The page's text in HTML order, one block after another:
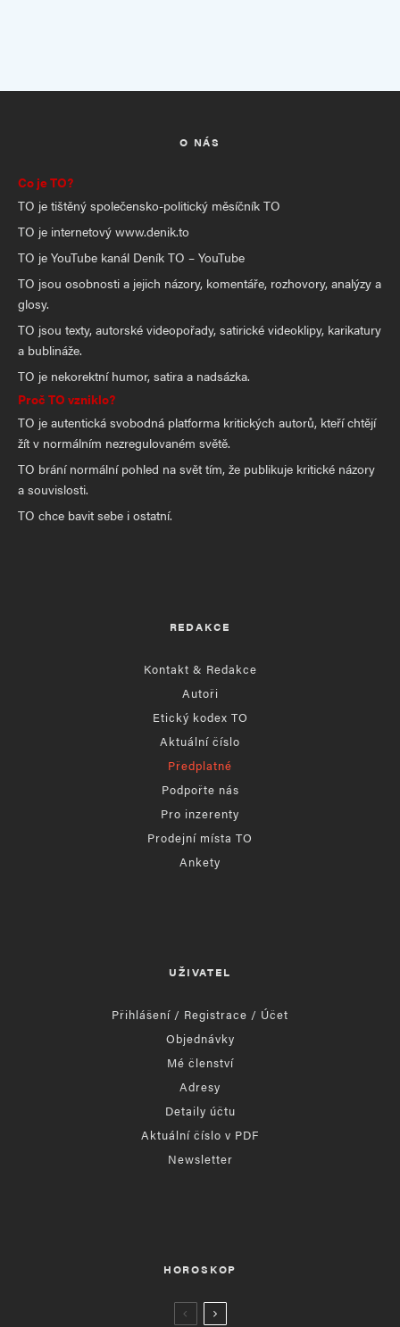
O NÁS
Co je TO?
TO je tištěný společensko-politický měsíčník TO
TO je internetový www.denik.to
TO je YouTube kanál Deník TO – YouTube
TO jsou osobnosti a jejich názory, komentáře, rozhovory, analýzy a
glosy.
TO jsou texty, autorské videopořady, satirické videoklipy, karikatury
a bublináže.
TO je nekorektní humor, satira a nadsázka.
Proč TO vzniklo?
TO je autentická svobodná platforma kritických autorů, kteří chtějí
žít v normálním nezregulovaném světě.
TO brání normální pohled na svět tím, že publikuje kritické názory
a souvislosti.
TO chce bavit sebe i ostatní.
REDAKCE
Kontakt & Redakce
Autoři
Etický kodex TO
Aktuální číslo
Předplatné
Podpořte nás
Pro inzerenty
Prodejní místa TO
Ankety
UŽIVATEL
Přihlášení / Registrace / Účet
Objednávky
Mé členství
Adresy
Detaily účtu
Aktuální číslo v PDF
Newsletter
HOROSKOP